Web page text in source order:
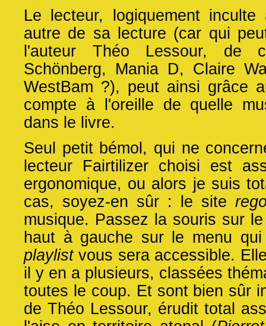
Le lecteur, logiquement
autre de sa lecture (car qui
l'auteur Théo Lessour, de
Schönberg, Mania D, Claire
WestBam ?), peut ainsi grâce
compte à l'oreille de quelle
dans le livre.
Seul petit bémol, qui ne
lecteur Fairtilizer choisi est
ergonomique, ou alors je suis
cas, soyez-en sûr : le site
musique. Passez la souris sur
haut à gauche sur le menu
playlistvous sera accessible.
il y en a plusieurs, classées
toutes le coup. Et sont bien sûr
de Théo Lessour, érudit total